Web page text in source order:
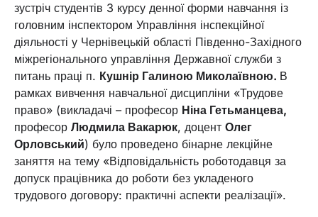
зустріч студентів 3 курсу денної форми навчання із
головним інспектором Управління інспекційної
діяльності у Чернівецькій області Південно-Західного
міжрегіонального управління Державної служби з
питань праці п. Кушнір Галиною Миколаївною. В
рамках вивчення навчальної дисципліни «Трудове
право» (викладачі – професор Ніна Гетьманцева,
професор Людмила Вакарюк, доцент Олег
Орловський) було проведено бінарне лекційне
заняття на тему «Відповідальність роботодавця за
допуск працівника до роботи без укладеного
трудового договору: практичні аспекти реалізації».